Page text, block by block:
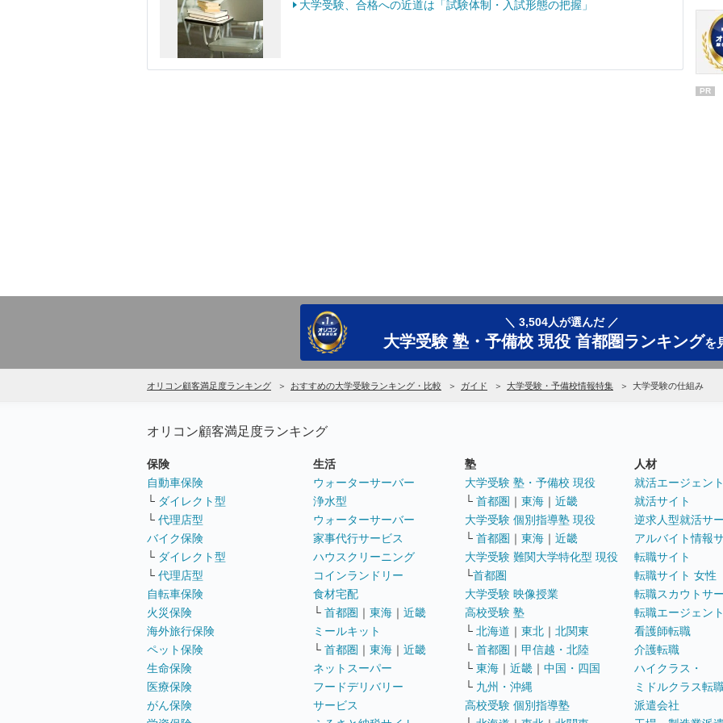
大学受験、合格への近道は「試験体制・入試形態の把握」
PR
＼ 3,504人が選んだ ／
大学受験 塾・予備校 現役 首都圏ランキングを
オリコン顧客満足度ランキング おすすめの大学受験ランキング・比較 ガイド 大学受験・予備校情報特集 大学受験の仕組み
オリコン顧客満足度ランキング
保険
自動車保険
└ ダイレクト型
└ 代理店型
バイク保険
└ ダイレクト型
└ 代理店型
自転車保険
火災保険
海外旅行保険
ペット保険
生命保険
医療保険
がん保険
生活
ウォーターサーバー
浄水型
ウォーターサーバー
家事代行サービス
ハウスクリーニング
コインランドリー
食材宅配
└ 首都圏 ｜ 東海 ｜ 近畿
ミールキット
└ 首都圏 ｜ 東海 ｜ 近畿
ネットスーパー
フードデリバリー
サービス
塾
大学受験 塾・予備校 現役
└ 首都圏 ｜ 東海 ｜ 近畿
大学受験 個別指導塾 現役
└ 首都圏 ｜ 東海 ｜ 近畿
大学受験 難関大学特化型 現役
└首都圏
大学受験 映像授業
高校受験 塾
└ 北海道 ｜ 東北 ｜ 北関東
└ 首都圏 ｜ 甲信越・北陸
└ 東海 ｜ 近畿 ｜ 中国・四国
└ 九州・沖縄
高校受験 個別指導塾
人材
就活エージェン
就活サイト
逆求人型就活サ
アルバイト情報
転職サイト
転職サイト 女性
転職スカウトサ
転職エージェン
看護師転職
介護転職
ハイクラス・
ミドルクラス転
派遣会社